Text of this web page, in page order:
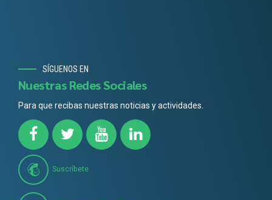
SÍGUENOS EN
Nuestras Redes Sociales
Para que recibas nuestras noticias y actividades.
Suscríbete